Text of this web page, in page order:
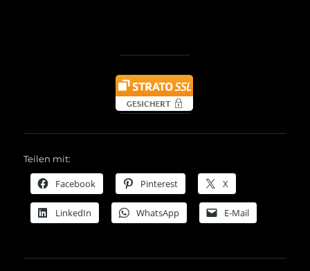
Teilen mit:
Facebook Pinterest X
LinkedIn WhatsApp E-Mail